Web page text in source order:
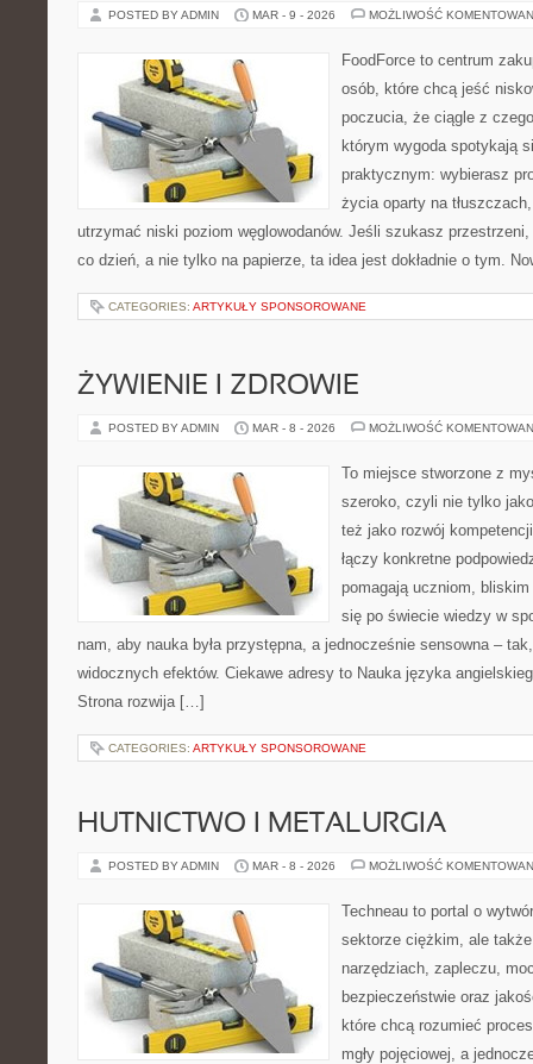
POSTED BY ADMIN MAR - 9 - 2026 MOŻLIWOŚĆ
FoodForce to centrum
osób, które chcą jeść
poczucia, że ciągle z
którym wygoda spotykają
praktycznym: wybierasz
życia oparty na
utrzymać niski poziom węglowodanów. Jeśli szukasz
co dzień, a nie tylko na papierze, ta idea jest dokładnie o tym.
CATEGORIES: ARTYKUŁY SPONSOROWANE
ŻYWIENIE I ZDROWIE
POSTED BY ADMIN MAR - 8 - 2026 MOŻLIWOŚĆ
To miejsce stworzone z
szeroko, czyli nie tylko
też jako rozwój
łączy konkretne
pomagają uczniom,
się po świecie wiedzy w
nam, aby nauka była przystępna, a jednocześnie sensowna –
widocznych efektów. Ciekawe adresy to Nauka języka
Strona rozwija […]
CATEGORIES: ARTYKUŁY SPONSOROWANE
HUTNICTWO I METALURGIA
POSTED BY ADMIN MAR - 8 - 2026 MOŻLIWOŚĆ
Techneau to portal o
sektorze ciężkim, ale
narzędziach, zapleczu,
bezpieczeństwie oraz
które chcą rozumieć
mgły pojęciowej, a